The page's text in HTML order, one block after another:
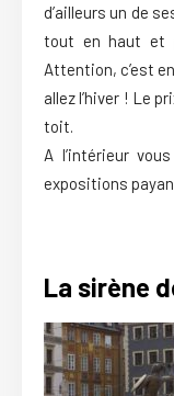
d’ailleurs un de
tout en haut et
Attention, c’est
allez l’hiver ! Le
toit.
A l’intérieur
expositions
La sirène